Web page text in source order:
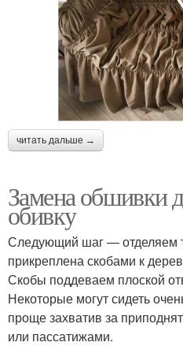
читать дальше →
Замена обшивки
обивку
Следующий шаг — отделяем
прикреплена скобами к
Скобы поддеваем плоской
Некоторые могут сидеть
проще захватив за
или пассатижами.